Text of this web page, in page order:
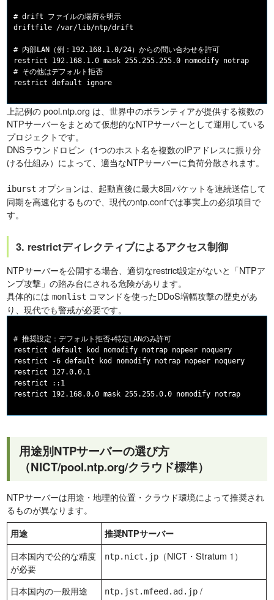
# drift ファイルの場所を明示
driftfile /var/lib/ntp/drift
# 内部LAN（例：192.168.1.0/24）からの問い合わせを許可
restrict 192.168.1.0 mask 255.255.255.0 nomodify notrap
# その他はデフォルト拒否
上記例の pool.ntp.org は、世界中のボランティアが提供する複数の
NTPサーバーをまとめて仮想的なNTPサーバーとして運用している
プロジェクトです。
DNSラウンドロビン（1つのホスト名を複数のIPアドレスに振り分
ける仕組み）によって、適当なNTPサーバーに負荷分散されます。
iburst オプションは、起動直後に最大8回パケットを連続送信して
同期を高速化するもので、現代のntp.confでは事実上の必須項目で
す。
3. restrictディレクティブによるアクセス制御
NTPサーバーを公開する場合、適切なrestrict設定がないと「NTPア
ンプ攻撃」の踏み台にされる危険があります。
具体的にはmonlist コマンドを使ったDDoS増幅攻撃の歴史があ
り、現代でも警戒が必要です。
# 推奨設定：デフォルト拒否+特定LANのみ許可
restrict default kod nomodify notrap nopeer noquery
restrict -6 default kod nomodify notrap nopeer noquery
restrict 127.0.0.1
restrict ::1
用途別NTPサーバーの選び方
（NICT/pool.ntp.org/クラウド標準）
NTPサーバーは用途・地理的位置・クラウド環境によって推奨され
るものが異なります。
用途 推奨NTPサーバー
日本国内で公的な精度
が必要
ntp.nict.jp （NICT・Stratum 1）
日本国内の一般用途 ntp.jst.mfeed.ad.jp /